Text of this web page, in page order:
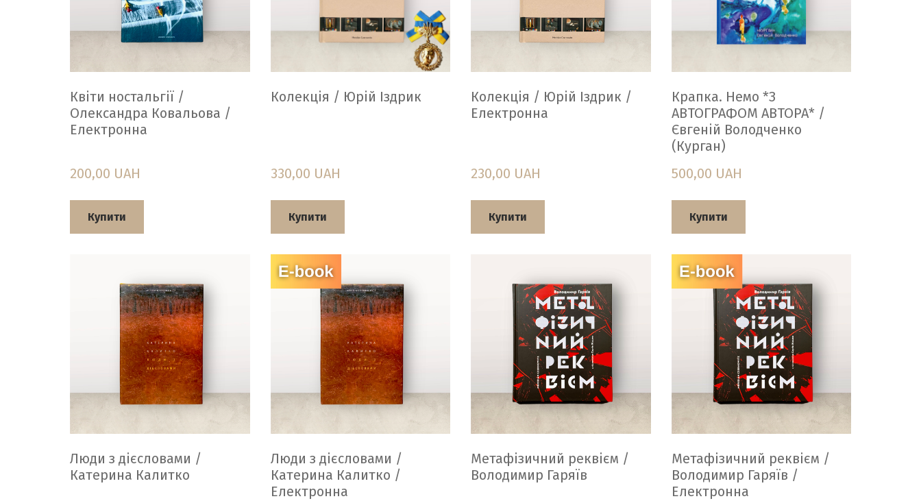
Квіти ностальгії /
Олександра Ковальова /
Електронна
200,00 UAH
Купити
Колекція / Юрій Іздрик
330,00 UAH
Купити
Колекція / Юрій Іздрик /
Електронна
230,00 UAH
Купити
Крапка. Немо *З
АВТОГРАФОМ АВТОРА* /
Євгеній Володченко
(Курган)
500,00 UAH
Купити
Люди з дієсловами /
Катерина Калитко
Люди з дієсловами /
Катерина Калитко /
Електронна
Метафізичний реквієм /
Володимир Гаряїв
Метафізичний реквієм /
Володимир Гаряїв /
Електронна